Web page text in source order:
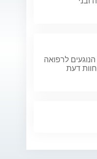
לרפואה
חוות דעת